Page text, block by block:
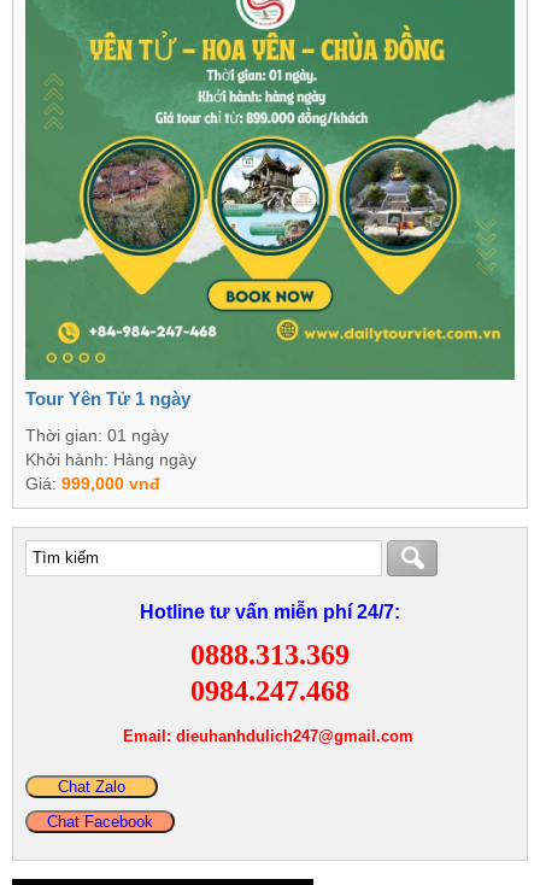
Tour Yên Tử 1 ngày
Thời gian: 01 ngày
Khởi hành: Hàng ngày
Giá: 999,000 vnđ
Hotline tư vấn miễn phí 24/7:
0888.313.369
0984.247.468
Email: dieuhanhdulich247@gmail.com
Chat Zalo
Chat Facebook